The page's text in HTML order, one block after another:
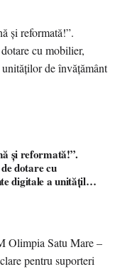
și reformată!”.
dotare cu
digitale a unităților